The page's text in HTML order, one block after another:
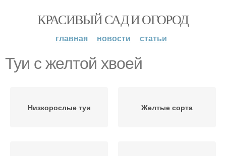
КРАСИВЫЙ САД И ОГОРОД
главная новости статьи
Туи с желтой хвоей
Низкорослые туи Желтые сорта